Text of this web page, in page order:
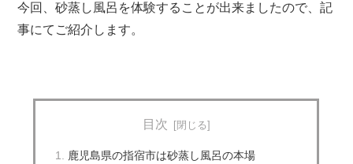
今回、砂蒸し風呂を体験することが出来ましたので、記
事にてご紹介します。
目次
鹿児島県の指宿市は砂蒸し風呂の本場